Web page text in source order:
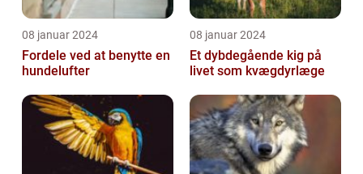
08 januar 2024
Fordele ved at benytte en
hundelufter
08 januar 2024
Et dybdegående kig på
livet som kvægdyrlæge